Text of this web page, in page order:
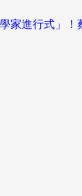
進行式」！